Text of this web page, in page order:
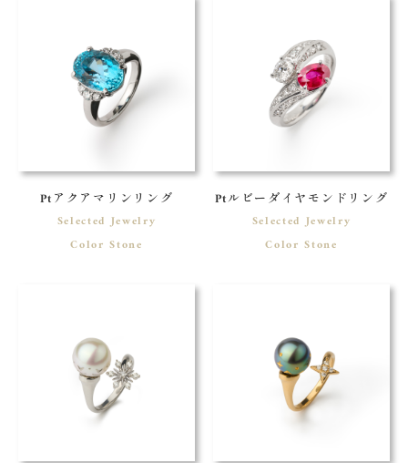
Ptアクアマリンリング
Selected Jewelry
Color Stone
Ptルビーダイヤモンドリング
Selected Jewelry
Color Stone